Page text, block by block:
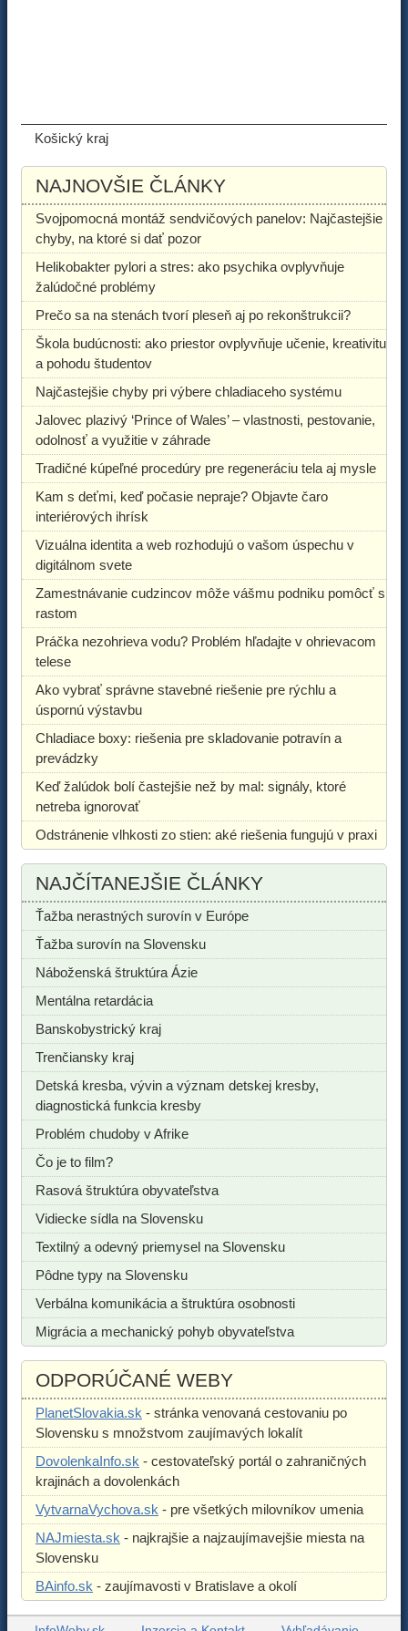
Košický kraj
NAJNOVŠIE ČLÁNKY
Svojpomocná montáž sendvičových panelov: Najčastejšie
chyby, na ktoré si dať pozor
Helikobakter pylori a stres: ako psychika ovplyvňuje
žalúdočné problémy
Prečo sa na stenách tvorí pleseň aj po rekonštrukcii?
Škola budúcnosti: ako priestor ovplyvňuje učenie, kreativitu
a pohodu študentov
Najčastejšie chyby pri výbere chladiaceho systému
Jalovec plazivý ‘Prince of Wales’ – vlastnosti, pestovanie,
odolnosť a využitie v záhrade
Tradičné kúpeľné procedúry pre regeneráciu tela aj mysle
Kam s deťmi, keď počasie nepraje? Objavte čaro
interiérových ihrísk
Vizuálna identita a web rozhodujú o vašom úspechu v
digitálnom svete
Zamestnávanie cudzincov môže vášmu podniku pomôcť s
rastom
Práčka nezohrieva vodu? Problém hľadajte v ohrievacom
telese
Ako vybrať správne stavebné riešenie pre rýchlu a
úspornú výstavbu
Chladiace boxy: riešenia pre skladovanie potravín a
prevádzky
Keď žalúdok bolí častejšie než by mal: signály, ktoré
netreba ignorovať
Odstránenie vlhkosti zo stien: aké riešenia fungujú v praxi
NAJČÍTANEJŠIE ČLÁNKY
Ťažba nerastných surovín v Európe
Ťažba surovín na Slovensku
Náboženská štruktúra Ázie
Mentálna retardácia
Banskobystrický kraj
Trenčiansky kraj
Detská kresba, vývin a význam detskej kresby,
diagnostická funkcia kresby
Problém chudoby v Afrike
Čo je to film?
Rasová štruktúra obyvateľstva
Vidiecke sídla na Slovensku
Textilný a odevný priemysel na Slovensku
Pôdne typy na Slovensku
Verbálna komunikácia a štruktúra osobnosti
Migrácia a mechanický pohyb obyvateľstva
ODPORÚČANÉ WEBY
PlanetSlovakia.sk - stránka venovaná cestovaniu po
Slovensku s množstvom zaujímavých lokalít
DovolenkaInfo.sk - cestovateľský portál o zahraničných
krajinách a dovolenkách
VytvarnaVychova.sk - pre všetkých milovníkov umenia
NAJmiesta.sk - najkrajšie a najzaujímavejšie miesta na
Slovensku
BAinfo.sk - zaujímavosti v Bratislave a okolí